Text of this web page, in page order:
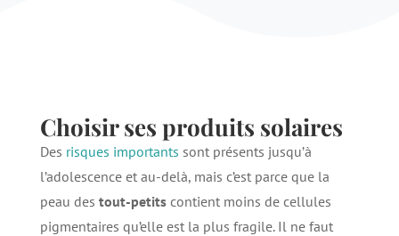
Choisir ses produits solaires
Des risques importants sont présents jusqu’à
l’adolescence et au-delà, mais c’est parce que la
peau des tout-petitscontient moins de cellules
pigmentaires qu’elle est la plus fragile. Il ne faut